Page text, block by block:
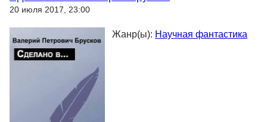
20 июля 2017, 23:00
Жанр(ы): Научная фантастика